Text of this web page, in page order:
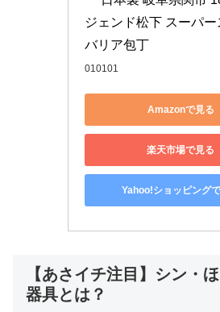
ジェンド松下 スーパー
バリア包丁
010101
Amazonで見る
楽天市場で見る
Yahoo!ショッピング
【あさイチ注目】シン・
器具とは？